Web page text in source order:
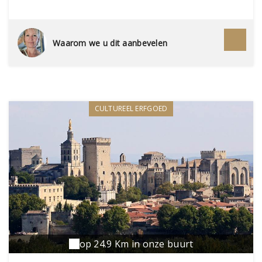
bonus, une vue magique sur la vallée des Alpilles.
Royal !
Waarom we u dit aanbevelen
CULTUREEL ERFGOED
op 24.9 Km in onze buurt